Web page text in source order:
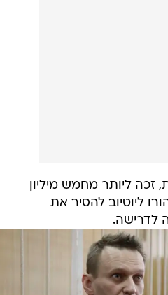
שאורכו 25 דקות, זכה ליותר מחמש מיליון
ליוטיוב להסיר את
לדרישה.